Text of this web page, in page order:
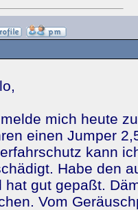
mich heute
einen Jumper
kann
Habe den
hat gut gepaßt.
Vom